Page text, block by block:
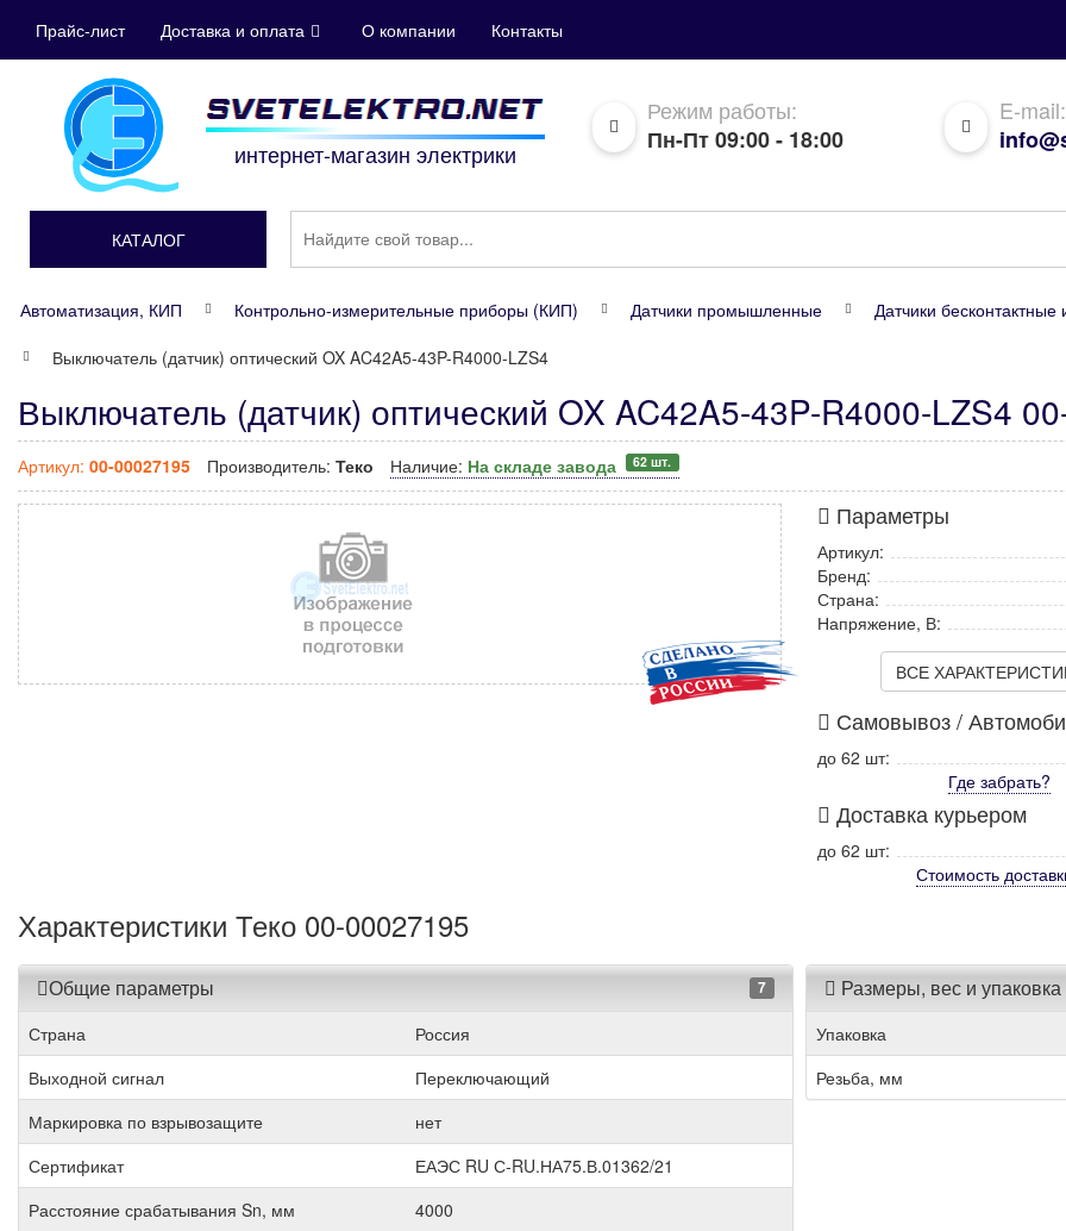
Прайс-лист Доставка и оплата О компании Контакты
интернет-магазин электрики
Режим работы:
Пн-Пт 09:00 - 18:00
E-mail:
КАТАЛОГ
Автоматизация, КИП Контрольно-измерительные приборы (КИП) Датчики промышленные
Датчики бесконтактные
Выключатель (датчик) оптический OX AC42A5-43P-R4000-LZS4
Выключатель (датчик) оптический OX AC42A5-43P-R4000-LZS4
Артикул: 00-00027195 Производитель: Теко Наличие: На складе завода 62 шт.
Параметры
Артикул:
Бренд:
Страна:
Напряжение, В:
ВСЕ
Самовывоз /
до 62 шт:
Где забрать?
Доставка курьером
до 62 шт:
Стоимость
Характеристики Теко 00-00027195
Общие параметры 7
Страна
Россия
Выходной сигнал
Переключающий
Маркировка по взрывозащите
нет
Сертификат
ЕАЭС RU С-RU.НА75.В.01362/21
Расстояние срабатывания Sn, мм
4000
Размеры, вес и упаковка
Упаковка
Резьба, мм